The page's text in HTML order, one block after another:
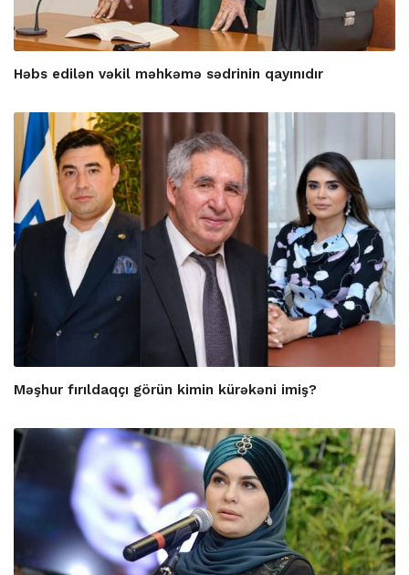
Həbs edilən vəkil məhkəmə sədrinin qayınıdır
Məşhur fırıldaqçı görün kimin kürəkəni imiş?